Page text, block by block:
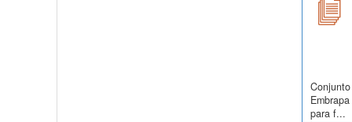
para f...